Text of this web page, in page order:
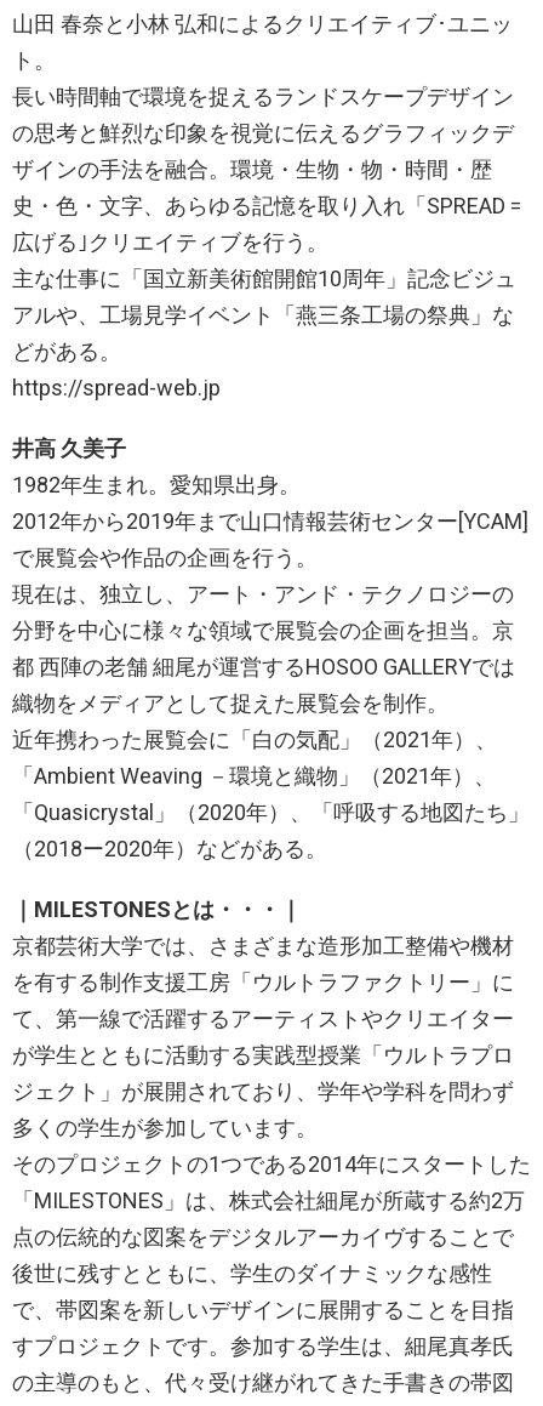
山田 春奈と小林 弘和によるクリエイティブ･ユニッ
ト。
長い時間軸で環境を捉えるランドスケープデザイン
の思考と鮮烈な印象を視覚に伝えるグラフィックデ
ザインの手法を融合。環境・生物・物・時間・歴
史・色・文字、あらゆる記憶を取り入れ「SPREAD =
広げる｣クリエイティブを行う。
主な仕事に「国立新美術館開館10周年」記念ビジュ
アルや、工場見学イベント「燕三条工場の祭典」な
どがある。
https://spread-web.jp
井高 久美子
1982年生まれ。愛知県出身。
2012年から2019年まで山口情報芸術センター[YCAM]
で展覧会や作品の企画を行う。
現在は、独立し、アート・アンド・テクノロジーの
分野を中心に様々な領域で展覧会の企画を担当。京
都 西陣の老舗 細尾が運営するHOSOO GALLERYでは
織物をメディアとして捉えた展覧会を制作。
近年携わった展覧会に「白の気配」（2021年）、
「Ambient Weaving －環境と織物」（2021年）、
「Quasicrystal」（2020年）、「呼吸する地図たち」
（2018ー2020年）などがある。
｜MILESTONESとは・・・｜
京都芸術大学では、さまざまな造形加工整備や機材
を有する制作支援工房「ウルトラファクトリー」に
て、第一線で活躍するアーティストやクリエイター
が学生とともに活動する実践型授業「ウルトラプロ
ジェクト」が展開されており、学年や学科を問わず
多くの学生が参加しています。
そのプロジェクトの1つである2014年にスタートした
「MILESTONES」は、株式会社細尾が所蔵する約2万
点の伝統的な図案をデジタルアーカイヴすることで
後世に残すとともに、学生のダイナミックな感性
で、帯図案を新しいデザインに展開することを目指
すプロジェクトです。参加する学生は、細尾真孝氏
の主導のもと、代々受け継がれてきた手書きの帯図